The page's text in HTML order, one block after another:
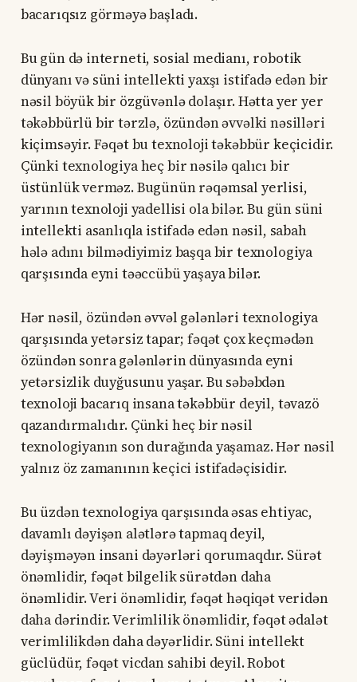
bacarıqsız görməyə başladı.
Bu gün də interneti, sosial medianı, robotik
dünyanı və süni intellekti yaxşı istifadə edən bir
nəsil böyük bir özgüvənlə dolaşır. Hətta yer yer
təkəbbürlü bir tərzlə, özündən əvvəlki nəsilləri
kiçimsəyir. Fəqət bu texnoloji təkəbbür keçicidir.
Çünki texnologiya heç bir nəsilə qalıcı bir
üstünlük verməz. Bugünün rəqəmsal yerlisi,
yarının texnoloji yadellisi ola bilər. Bu gün süni
intellekti asanlıqla istifadə edən nəsil, sabah
hələ adını bilmədiyimiz başqa bir texnologiya
qarşısında eyni təəccübü yaşaya bilər.
Hər nəsil, özündən əvvəl gələnləri texnologiya
qarşısında yetərsiz tapar; fəqət çox keçmədən
özündən sonra gələnlərin dünyasında eyni
yetərsizlik duyğusunu yaşar. Bu səbəbdən
texnoloji bacarıq insana təkəbbür deyil, təvazö
qazandırmalıdır. Çünki heç bir nəsil
texnologiyanın son durağında yaşamaz. Hər nəsil
yalnız öz zamanının keçici istifadəçisidir.
Bu üzdən texnologiya qarşısında əsas ehtiyac,
davamlı dəyişən alətlərə tapmaq deyil,
dəyişməyən insani dəyərləri qorumaqdır. Sürət
önəmlidir, fəqət bilgelik sürətdən daha
önəmlidir. Veri önəmlidir, fəqət həqiqət veridən
daha dərindir. Verimlilik önəmlidir, fəqət ədalət
verimlilikdən daha dəyərlidir. Süni intellekt
güclüdür, fəqət vicdan sahibi deyil. Robot